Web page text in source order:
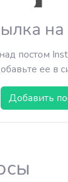
на
постом
ее в
Добавить